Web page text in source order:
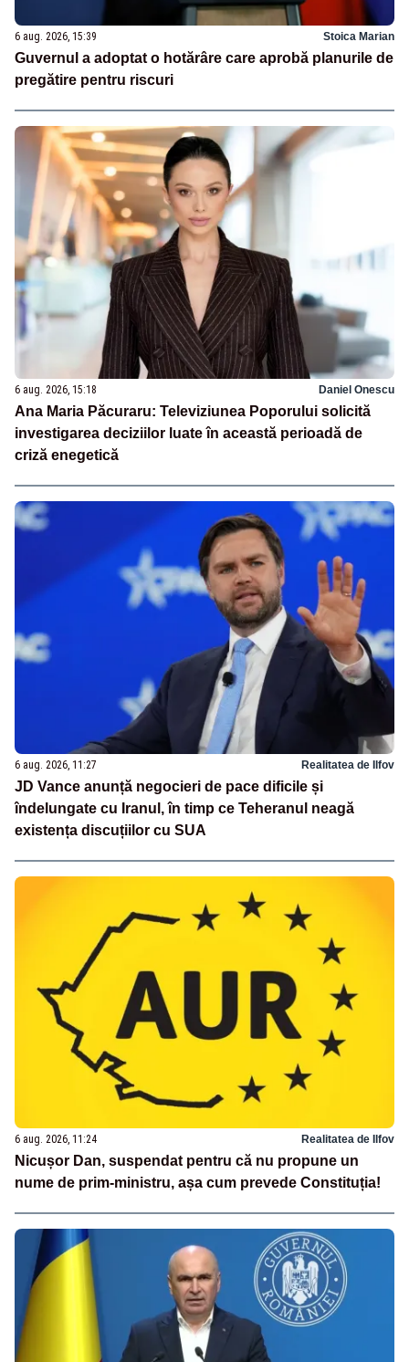
6 aug. 2026, 15:39 Stoica Marian
Guvernul a adoptat o hotărâre care aprobă planurile de
pregătire pentru riscuri
6 aug. 2026, 15:18 Daniel Onescu
Ana Maria Păcuraru: Televiziunea Poporului solicită
investigarea deciziilor luate în această perioadă de
criză enegetică
6 aug. 2026, 11:27 Realitatea de Ilfov
JD Vance anunță negocieri de pace dificile și
îndelungate cu Iranul, în timp ce Teheranul neagă
existența discuțiilor cu SUA
6 aug. 2026, 11:24 Realitatea de Ilfov
Nicușor Dan, suspendat pentru că nu propune un
nume de prim-ministru, așa cum prevede Constituția!